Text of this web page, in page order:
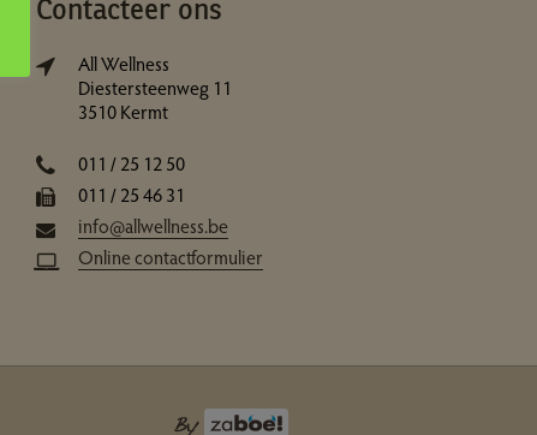
Contacteer ons
All Wellness
Diestersteenweg 11
3510 Kermt
011 / 25 12 50
011 / 25 46 31
info@allwellness.be
Online contactformulier